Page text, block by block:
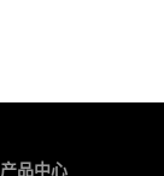
产品中心